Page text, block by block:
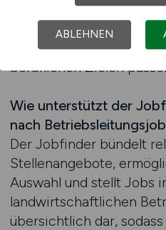
Rahmenbedingungen
Arbeitnehmer können
Positionen zu ihrem
beruflichen Zielen
Wie unterstützt der
nach
Der Jobfinder bündelt
Stellenangebote,
Auswahl und stellt Jobs
landwirtschaftlichen
übersichtlich dar,
ABLEHNEN